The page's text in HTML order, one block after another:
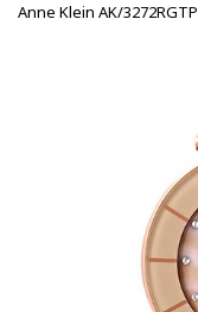
Anne Klein AK/3272RGTP